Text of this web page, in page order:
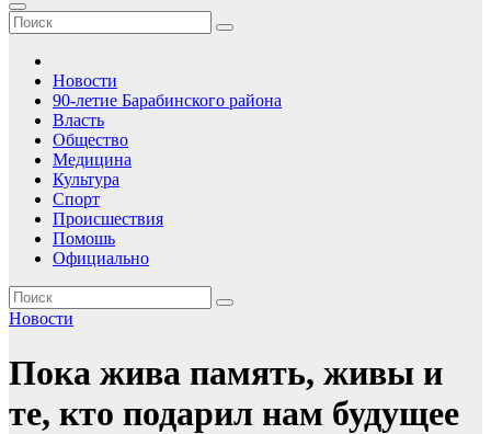
Новости
90-летие Барабинского района
Власть
Общество
Медицина
Культура
Спорт
Происшествия
Помошь
Официально
Новости
Пока жива память, живы и
те, кто подарил нам будущее